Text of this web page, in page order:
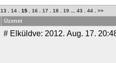
13 14 15 16 17 18 19 43 44 >>
Üzenet
# Elküldve: 2012. Aug. 17.